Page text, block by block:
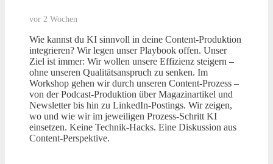
vor 2 Wochen
Wie kannst du KI sinnvoll in deine Content-Produktion
integrieren? Wir legen unser Playbook offen. Unser
Ziel ist immer: Wir wollen unsere Effizienz steigern –
ohne unseren Qualitätsanspruch zu senken. Im
Workshop gehen wir durch unseren Content-Prozess –
von der Podcast-Produktion über Magazinartikel und
Newsletter bis hin zu LinkedIn-Postings. Wir zeigen,
wo und wie wir im jeweiligen Prozess-Schritt KI
einsetzen. Keine Technik-Hacks. Eine Diskussion aus
Content-Perspektive.